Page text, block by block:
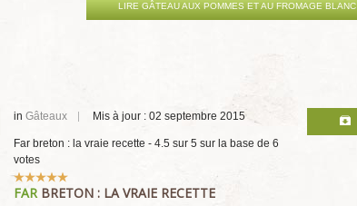
LIRE GÂTEAU AUX POMMES ET AU FROMAGE BLANC
inGâteaux Mis à jour : 02 septembre 2015
Far breton : la vraie recette -4.5 sur5 sur la base de6
votes
Vote
utilisateur:5/5
FARBRETON : LA VRAIE RECETTE